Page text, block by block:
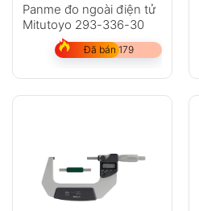
Panme đo ngoài điện tử
Mitutoyo 293-336-30
Đã bán 179